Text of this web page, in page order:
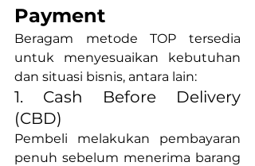
Payment
Beragam metode TOP tersedia
untuk menyesuaikan kebutuhan
dan situasi bisnis, antara lain:
1. Cash Before Delivery
(CBD)
Pembeli melakukan pembayaran
penuh sebelum menerima barang